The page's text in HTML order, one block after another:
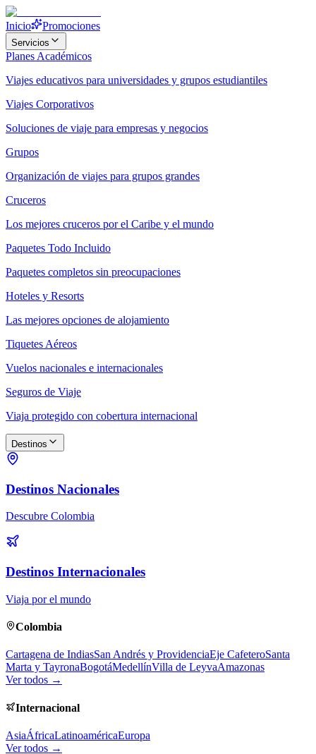
Inicio Promociones
Servicios
Planes Académicos
Viajes educativos para universidades y grupos estudiantiles
Viajes Corporativos
Soluciones de viaje para empresas y negocios
Grupos
Organización de viajes para grupos grandes
Cruceros
Los mejores cruceros por el Caribe y el mundo
Paquetes Todo Incluido
Paquetes completos sin preocupaciones
Hoteles y Resorts
Las mejores opciones de alojamiento
Tiquetes Aéreos
Vuelos nacionales e internacionales
Seguros de Viaje
Viaja protegido con cobertura internacional
Destinos
Destinos Nacionales
Descubre Colombia
Destinos Internacionales
Viaja por el mundo
Colombia
Cartagena de IndiasSan Andrés y ProvidenciaEje CafeteroSanta
Marta y TayronaBogotáMedellínVilla de LeyvaAmazonas
Ver todos →
Internacional
AsiaÁfricaLatinoaméricaEuropa
Ver todos →